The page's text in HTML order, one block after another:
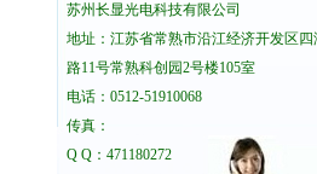
苏州长显光电科技有限公司
地址：江苏省常熟市沿江经济开发区四
路11号常熟科创园2号楼105室
电话：0512-51910068
传真：
Q Q：471180272